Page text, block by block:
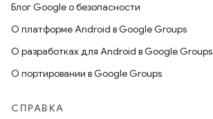
Блог Google о безопасности
О платформе Android в Google Groups
О разработках для Android в Google Groups
О портировании в Google Groups
СПРАВКА